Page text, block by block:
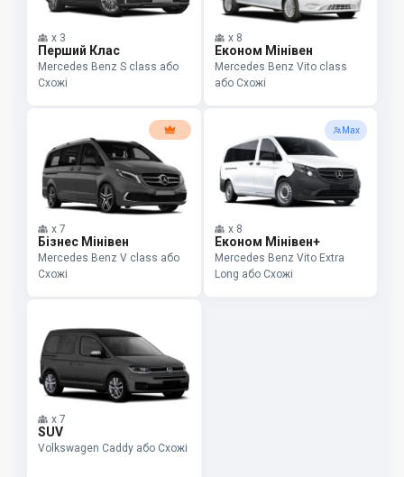
x 3
Перший Клас
Mercedes Benz S class або
Схожі
x 8
Економ Мінівен
Mercedes Benz Vito class
або Схожі
x 7
Бізнес Мінівен
Mercedes Benz V class або
Схожі
Max
x 8
Економ Мінівен+
Mercedes Benz Vito Extra
Long або Схожі
x 7
SUV
Volkswagen Caddy або Схожі